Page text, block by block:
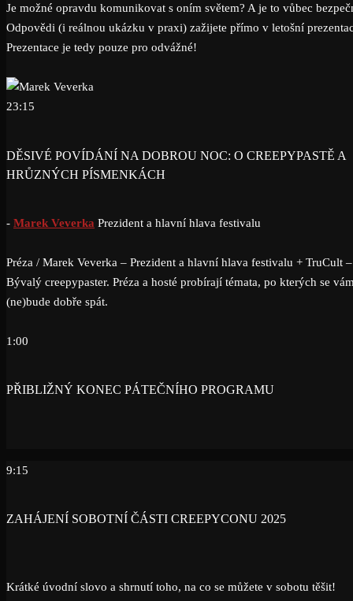
Je možné opravdu komunikovat s oním světem? A je to vůbec
Odpovědi (i reálnou ukázku v praxi) zažijete přímo v letošní
Prezentace je tedy pouze pro odvážné!
23:15
DĚSIVÉ POVÍDÁNÍ NA DOBROU NOC: O CREEPYPASTĚ A
HRŮZNÝCH PÍSMENKÁCH
- Marek Veverka Prezident a hlavní hlava festivalu
Préza / Marek Veverka – Prezident a hlavní hlava festivalu + TruCult –
Bývalý creepypaster. Préza a hosté probírají témata, po kterých se
(ne)bude dobře spát.
1:00
PŘIBLIŽNÝ KONEC PÁTEČNÍHO PROGRAMU
9:15
ZAHÁJENÍ SOBOTNÍ ČÁSTI CREEPYCONU 2025
Krátké úvodní slovo a shrnutí toho, na co se můžete v sobotu těšit!